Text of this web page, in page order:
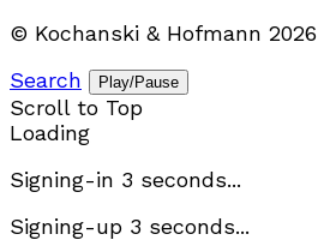
© Kochanski & Hofmann 2026
Search
Play/Pause
Scroll to Top
Loading
Signing-in 3 seconds...
Signing-up 3 seconds...